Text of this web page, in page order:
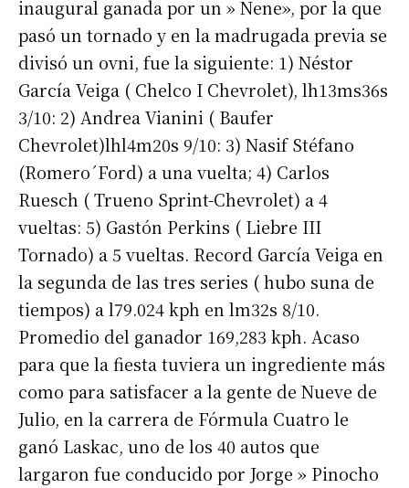
Dirección de correo electrónico *
Nombre
Apellidos
Número de teléfono
inaugural ganada por un » Nene», por la que
pasó un tornado y en la madrugada previa se
divisó un ovni, fue la siguiente: 1) Néstor
García Veiga ( Chelco I Chevrolet), lh13ms36s
3/10: 2) Andrea Vianini ( Baufer
Chevrolet)lhl4m20s 9/10: 3) Nasif Stéfano
(Romero´Ford) a una vuelta; 4) Carlos
Ruesch ( Trueno Sprint-Chevrolet) a 4
vueltas: 5) Gastón Perkins ( Liebre III
Tornado) a 5 vueltas. Record García Veiga en
la segunda de las tres series ( hubo suna de
tiempos) a l79.024 kph en lm32s 8/10.
Promedio del ganador 169,283 kph. Acaso
para que la fiesta tuviera un ingrediente más
como para satisfacer a la gente de Nueve de
Julio, en la carrera de Fórmula Cuatro le
ganó Laskac, uno de los 40 autos que
largaron fue conducido por Jorge » Pinocho